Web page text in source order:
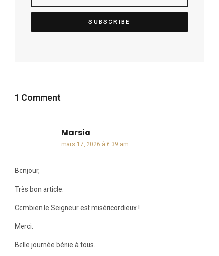
1 Comment
Marsia
mars 17, 2026 à 6:39 am
Bonjour,
Très bon article.
Combien le Seigneur est miséricordieux !
Merci.
Belle journée bénie à tous.